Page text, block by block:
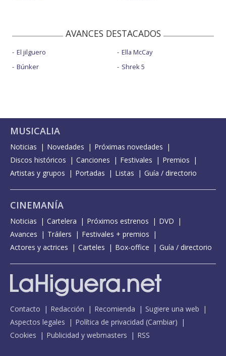
AVANCES DESTACADOS
El jilguero
Búnker
Ella McCay
Shrek 5
MUSICALIA
Noticias Novedades
Próximas novedades
Discos históricos
Canciones Festivales
Premios
Artistas y grupos
Portadas Listas Guía / directorio
CINEMANÍA
Noticias Cartelera Próximos estrenos
DVD
Avances
Tráilers
Festivales + premios
Actores y actrices
Carteles Box-office Guía / directorio
Contacto Redacción Recomienda
Sugiere una web
Aspectos legales
Política de privacidad (Cambiar)
Cookies
Publicidad y webmasters RSS